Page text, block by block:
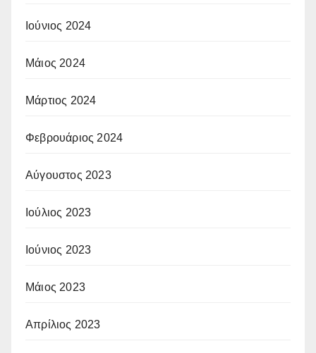
Ιούνιος 2024
Μάιος 2024
Μάρτιος 2024
Φεβρουάριος 2024
Αύγουστος 2023
Ιούλιος 2023
Ιούνιος 2023
Μάιος 2023
Απρίλιος 2023